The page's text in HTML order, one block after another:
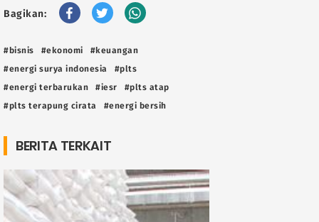
Bagikan:
#bisnis #ekonomi
#keuangan
#energi surya indonesia
#plts
#energi terbarukan
#iesr
#plts atap
#plts terapung cirata
#energi bersih
BERITA TERKAIT